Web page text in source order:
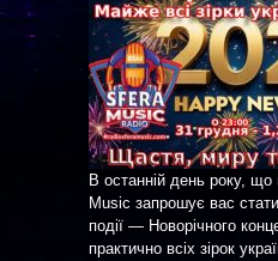
В останній день року,
Music запрошує вас
події — Новорічного
практично всіх зірок